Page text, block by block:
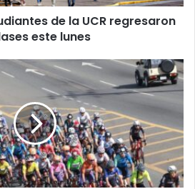
de la UCR regresaron
este lunes